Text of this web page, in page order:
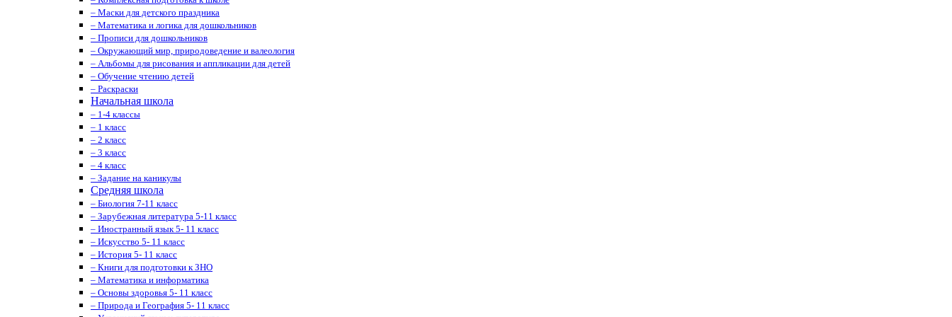
– Маски для детского праздника
– Математика и логика для дошкольников
– Прописи для дошкольников
– Окружающий мир, природоведение и валеология
– Альбомы для рисования и аппликации для детей
– Обучение чтению детей
– Раскраски
Начальная школа
– 1-4 классы
– 1 класс
– 2 класс
– 3 класс
– 4 класс
– Задание на каникулы
Средняя школа
– Биология 7-11 класс
– Зарубежная литература 5-11 класс
– Иностранный язык 5- 11 класс
– Искусство 5- 11 класс
– История 5- 11 класс
– Книги для подготовки к ЗНО
– Математика и информатика
– Основы здоровья 5- 11 класс
– Природа и География 5- 11 класс